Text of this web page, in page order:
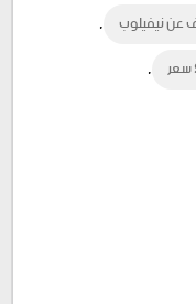
عن نيفيلوب ,
,